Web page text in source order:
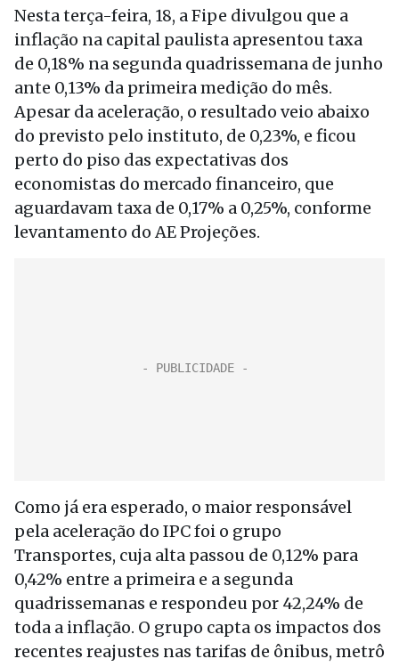
Nesta terça-feira, 18, a Fipe divulgou que a
inflação na capital paulista apresentou taxa
de 0,18% na segunda quadrissemana de junho
ante 0,13% da primeira medição do mês.
Apesar da aceleração, o resultado veio abaixo
do previsto pelo instituto, de 0,23%, e ficou
perto do piso das expectativas dos
economistas do mercado financeiro, que
aguardavam taxa de 0,17% a 0,25%, conforme
levantamento do AE Projeções.
Como já era esperado, o maior responsável
pela aceleração do IPC foi o grupo
Transportes, cuja alta passou de 0,12% para
0,42% entre a primeira e a segunda
quadrissemanas e respondeu por 42,24% de
toda a inflação. O grupo capta os impactos dos
recentes reajustes nas tarifas de ônibus, metrô